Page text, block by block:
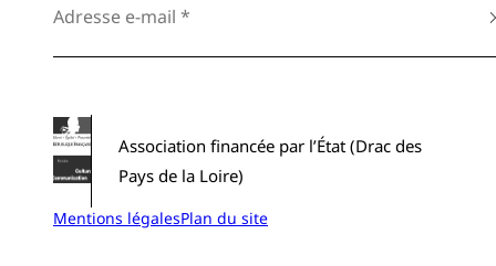
Association financée par l’État (Drac des
Pays de la Loire)
Mentions légalesPlan du site